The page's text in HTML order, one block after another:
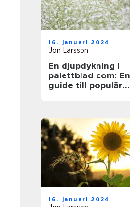
16. januari 2024
Jon Larsson
En djupdykning i
palettblad com: En
guide till populära
16. januari 2024